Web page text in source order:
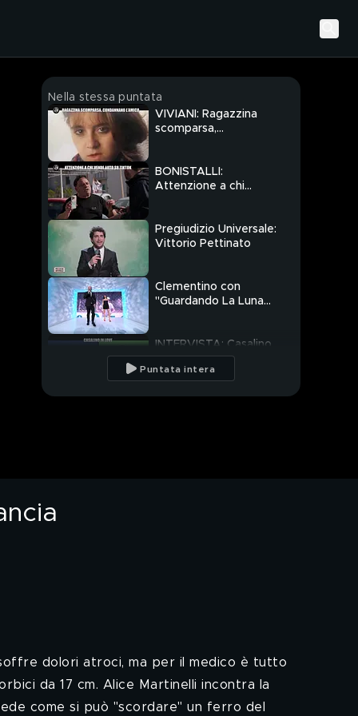
Nella stessa puntata
VIVIANI: Ragazzina
scomparsa,
BONISTALLI:
Attenzione a chi
Pregiudizio Universale:
Vittorio Pettinato
Clementino con
"Guardando La Luna
INTERVISTA: Casalino
in love
conto
mercato: chi comanda
Puntata intera
dolori atroci, ma per il medico è tutto
da 17 cm. Alice Martinelli incontra la
come si può "scordare" un ferro del